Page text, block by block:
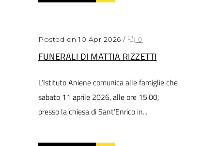
Posted on 10 Apr 2026 / 0
FUNERALI DI MATTIA RIZZETTI
L’Istituto Aniene comunica alle famiglie che
sabato 11 aprile 2026, alle ore 15:00,
presso la chiesa di Sant’Enrico in...